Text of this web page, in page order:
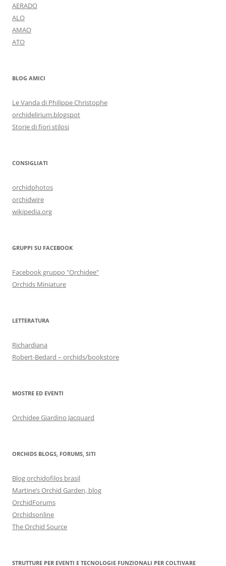
AERADO
ALO
AMAO
ATO
BLOG AMICI
Le Vanda di Philippe Christophe
orchidelirium.blogspot
Storie di fiori stilosi
CONSIGLIATI
orchidphotos
orchidwire
wikipedia.org
GRUPPI SU FACEBOOK
Facebook gruppo "Orchidee"
Orchids Miniature
LETTERATURA
Richardiana
Robert-Bedard – orchids/bookstore
MOSTRE ED EVENTI
Orchidee Giardino Jacquard
ORCHIDS BLOGS, FORUMS, SITI
Blog orchidofilos brasil
Martine’s Orchid Garden, blog
OrchidForums
Orchidsonline
The Orchid Source
STRUTTURE PER EVENTI E TECNOLOGIE FUNZIONALI PER COLTIVARE